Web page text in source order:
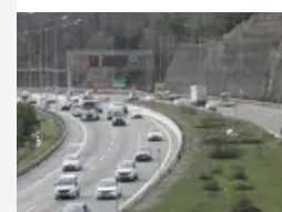
7.06.2026 Foto Galeri